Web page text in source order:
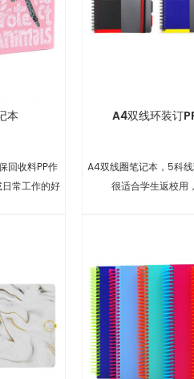
本
回收料PP作
常工作的好
A4双线环装订
A4双线圈笔记本，5科
很适合学生返校用